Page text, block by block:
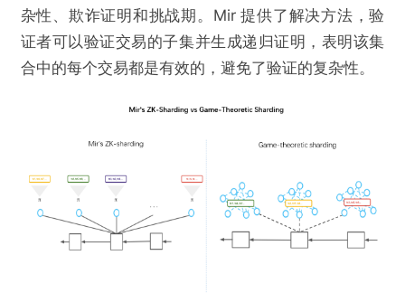
杂性、欺诈证明和挑战期。Mir 提供了解决方法，验
证者可以验证交易的子集并生成递归证明，表明该集
合中的每个交易都是有效的，避免了验证的复杂性。